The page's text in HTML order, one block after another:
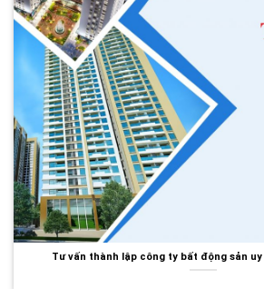
Tư vấn thành lập công ty bất động sản